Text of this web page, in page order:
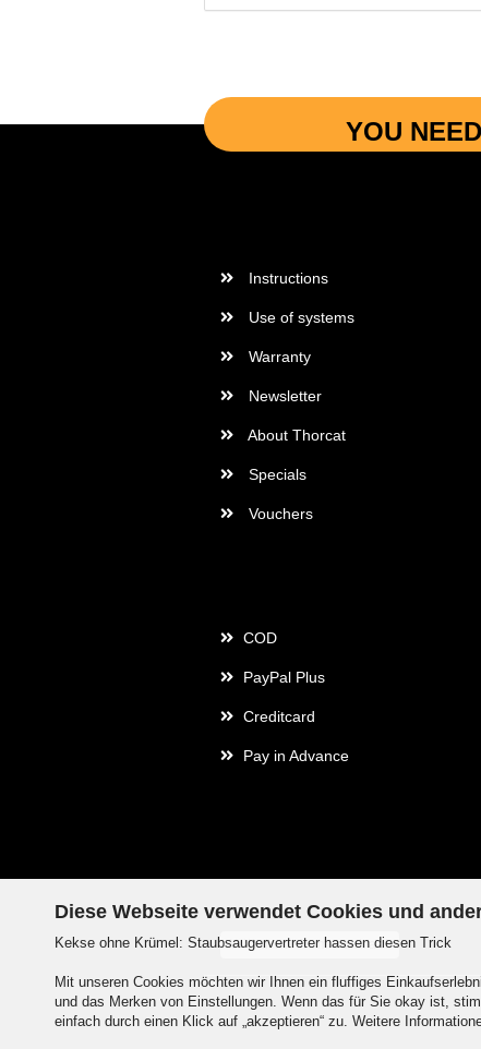
Diese Webseite verwendet Cookies und
Kekse ohne Krümel: Staubsaugervertreter hassen diesen Trick
Mit unseren Cookies möchten wir Ihnen ein fluffiges
und das Merken von Einstellungen. Wenn das für Sie okay ist,
einfach durch einen Klick auf „akzeptieren“ zu. Weitere
YOU
Instructions
Use of systems
Warranty
Newsletter
About Thorcat
Specials
Vouchers
COD
PayPal Plus
Creditcard
Pay in Advance
Withdraw from contract